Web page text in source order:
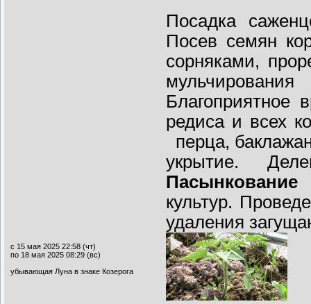
с 15 мая 2025 22:58 (чт)
по 18 мая 2025 08:29 (вс)
убывающая Луна в знаке Козерога
Посадка
Посев семян
сорняками,
Благоприятное
редиса и всех
перца,
укрытие.
культур.
удаления